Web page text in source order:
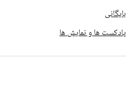
بایگانی
پادکست ها و نمایش ها